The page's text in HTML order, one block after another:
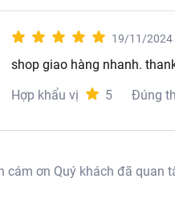
19/11/2024
shop giao hàng nhanh.
Hợp khẩu vị
5 Đúng
cám ơn Quý khách đã